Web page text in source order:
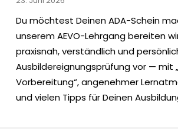
Du möchtest Deinen ADA-Schein
unserem AEVO-Lehrgang bereiten
praxisnah, verständlich und
Ausbildereignungsprüfung vor — mit
Vorbereitung“, angenehmer
und vielen Tipps für Deinen